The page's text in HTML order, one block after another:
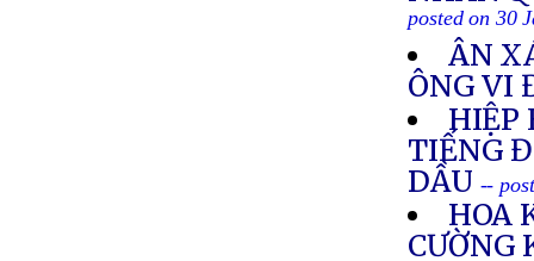
posted on 30
ÂN
ÔNG VI
HIỆP
TIẾNG
DẦU --
HOA
CƯỜNG